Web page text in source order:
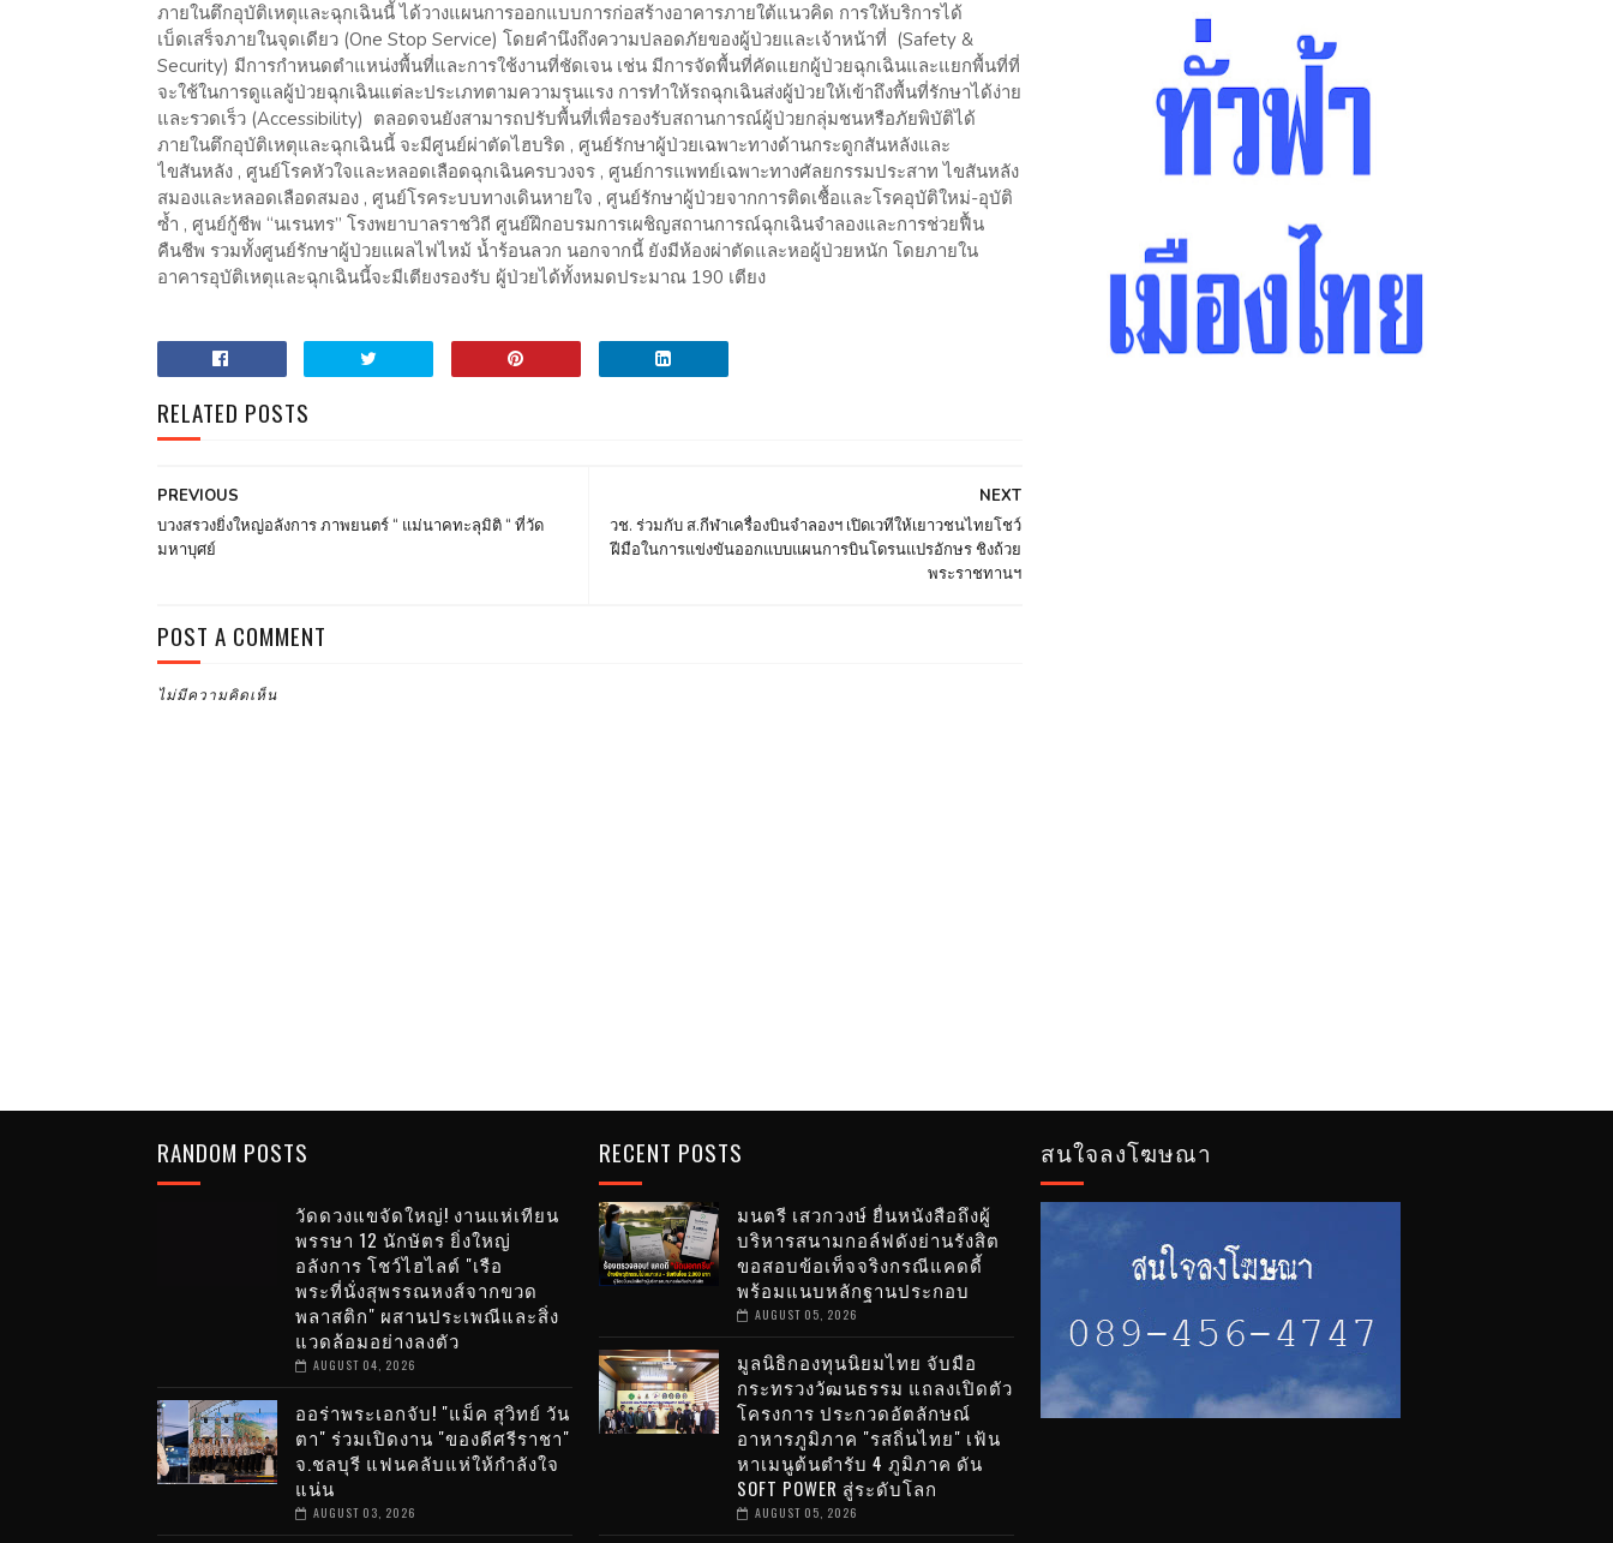
ภายในตึกอุบัติเหตุและฉุกเฉินนี้ ได้วางแผนการออกแบบการก่อสร้างอาคารภายใต้แนวคิด การให้บริการได้
เบ็ดเสร็จภายในจุดเดียว (One Stop Service) โดยคำนึงถึงความปลอดภัยของผู้ป่วยและเจ้าหน้าที่ (Safety &
Security) มีการกำหนดตำแหน่งพื้นที่และการใช้งานที่ชัดเจน เช่น มีการจัดพื้นที่คัดแยกผู้ป่วยฉุกเฉินและแยกพื้นที่ที่
จะใช้ในการดูแลผู้ป่วยฉุกเฉินแต่ละประเภทตามความรุนแรง การทำให้รถฉุกเฉินส่งผู้ป่วยให้เข้าถึงพื้นที่รักษาได้ง่าย
และรวดเร็ว (Accessibility) ตลอดจนยังสามารถปรับพื้นที่เพื่อรองรับสถานการณ์ผู้ป่วยกลุ่มชนหรือภัยพิบัติได้
ภายในตึกอุบัติเหตุและฉุกเฉินนี้ จะมีศูนย์ผ่าตัดไฮบริด , ศูนย์รักษาผู้ป่วยเฉพาะทางด้านกระดูกสันหลังและ
ไขสันหลัง , ศูนย์โรคหัวใจและหลอดเลือดฉุกเฉินครบวงจร , ศูนย์การแพทย์เฉพาะทางศัลยกรรมประสาท ไขสันหลัง
สมองและหลอดเลือดสมอง , ศูนย์โรคระบบทางเดินหายใจ , ศูนย์รักษาผู้ป่วยจากการติดเชื้อและโรคอุบัติใหม่-อุบัติ
ซ้ำ , ศูนย์กู้ชีพ “นเรนทร” โรงพยาบาลราชวิถี ศูนย์ฝึกอบรมการเผชิญสถานการณ์ฉุกเฉินจำลองและการช่วยฟื้น
คืนชีพ รวมทั้งศูนย์รักษาผู้ป่วยแผลไฟไหม้ น้ำร้อนลวก นอกจากนี้ ยังมีห้องผ่าตัดและหอผู้ป่วยหนัก โดยภายใน
อาคารอุบัติเหตุและฉุกเฉินนี้จะมีเตียงรองรับ ผู้ป่วยได้ทั้งหมดประมาณ 190 เตียง
RELATED POSTS
NEXT
วช. ร่วมกับ ส.กีฬาเครื่องบินจำลองฯ เปิดเวทีให้เยาวชนไทยโชว์
ฝีมือในการแข่งขันออกแบบแผนการบินโดรนแปรอักษร ชิงถ้วย
พระราชทานฯ
PREVIOUS
บวงสรวงยิ่งใหญ่อลังการ ภาพยนตร์ “ แม่นาคทะลุมิติ “ ที่วัด
มหาบุศย์
POST A COMMENT
ไม่มีความคิดเห็น
RANDOM POSTS
วัดดวงแขจัดใหญ่! งานแห่เทียน
พรรษา 12 นักษัตร ยิ่งใหญ่
อลังการ โชว์ไฮไลต์ "เรือ
พระที่นั่งสุพรรณหงส์จากขวด
พลาสติก" ผสานประเพณีและสิ่ง
แวดล้อมอย่างลงตัว
AUGUST 04, 2026
ออร่าพระเอกจับ! "แม็ค สุวิทย์ วัน
ตา" ร่วมเปิดงาน "ของดีศรีราชา"
จ.ชลบุรี แฟนคลับแห่ให้กำลังใจ
แน่น
AUGUST 03, 2026
RECENT POSTS
มนตรี เสวกวงษ์ ยื่นหนังสือถึงผู้
บริหารสนามกอล์ฟดังย่านรังสิต
ขอสอบข้อเท็จจริงกรณีแคดดี้
พร้อมแนบหลักฐานประกอบ
AUGUST 05, 2026
มูลนิธิกองทุนนิยมไทย จับมือ
กระทรวงวัฒนธรรม แถลงเปิดตัว
โครงการ ประกวดอัตลักษณ์
อาหารภูมิภาค "รสถิ่นไทย" เฟ้น
หาเมนูต้นตำรับ 4 ภูมิภาค ดัน
SOFT POWER สู่ระดับโลก
AUGUST 05, 2026
สนใจลงโฆษณา